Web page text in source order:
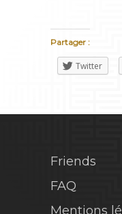
Partager :
Twitter
Friends
FAQ
Mentions